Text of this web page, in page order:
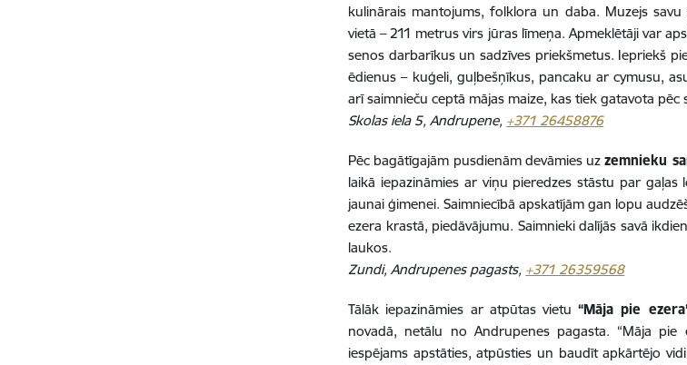
kulinārais mantojums, folklora un daba. Muzejs
vietā – 211 metrus virs jūras līmeņa. Apmeklētāji var
senos darbarīkus un sadzīves priekšmetus. Iepriekš
ēdienus – kuģeli, guļbešņīkus, pancaku ar cymusu,
arī saimnieču ceptā mājas maize, kas tiek gatavota
Skolas iela 5, Andrupene, +371 26458876
Pēc bagātīgajām pusdienām devāmies uzzemnieku
laikā iepazināmies ar viņu pieredzes stāstu par
jaunai ģimenei. Saimniecībā apskatījām gan lopu
ezera krastā, piedāvājumu. Saimnieki dalījās savā
laukos.
Zundi, Andrupenes pagasts, +371 26359568
Tālāk iepazināmies ar atpūtas vietu“Māja pie
novadā, netālu no Andrupenes pagasta. “Māja
iespējams apstāties, atpūsties un baudīt apkārtējo